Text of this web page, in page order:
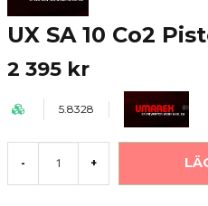
UX SA 10 Co2
2 395 kr
5.8328
- +